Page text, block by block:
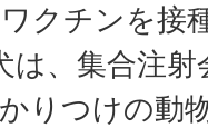
クチンを接
は、集合注
りつけの動